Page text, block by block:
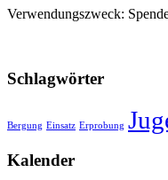
Verwendungszweck:
Schlagwörter
Bergung Einsatz Erprobung
Kalender